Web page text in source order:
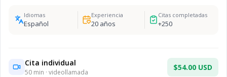
Idiomas
Español
Experiencia
20años
Citas completadas
+250
Cita individual
50 min · videollamada
$54.00 USD